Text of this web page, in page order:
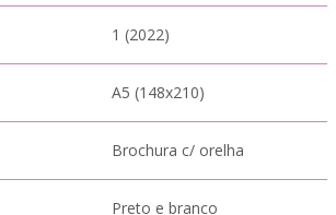
1 (2022)
A5 (148x210)
Brochura c/ orelha
Preto e branco